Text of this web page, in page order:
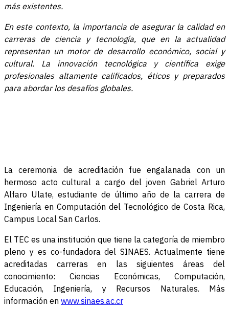
más existentes.
En este contexto, la importancia de asegurar la calidad en
carreras de ciencia y tecnología, que en la actualidad
representan un motor de desarrollo económico, social y
cultural. La innovación tecnológica y científica exige
profesionales altamente calificados, éticos y preparados
para abordar los desafíos globales.
La ceremonia de acreditación fue engalanada con un
hermoso acto cultural a cargo del joven Gabriel Arturo
Alfaro Ulate, estudiante de último año de la carrera de
Ingeniería en Computación del Tecnológico de Costa Rica,
Campus Local San Carlos.
El TEC es una institución que tiene la categoría de miembro
pleno y es co-fundadora del SINAES. Actualmente tiene
acreditadas carreras en las siguientes áreas del
conocimiento: Ciencias Económicas, Computación,
Educación, Ingeniería, y Recursos Naturales. Más
información en www.sinaes.ac.cr